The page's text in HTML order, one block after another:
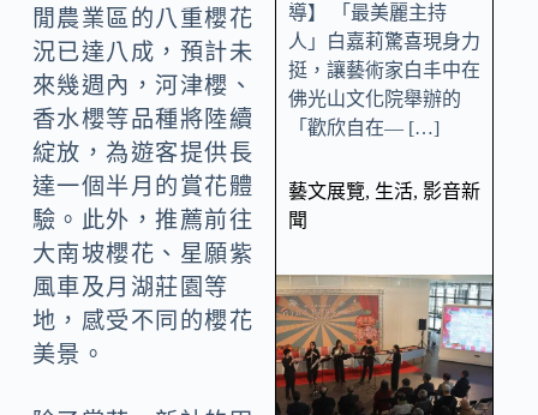
閒農業區的八重櫻花
況已達八成，預計未
來幾週內，河津櫻、
香水櫻等品種將陸續
綻放，為遊客提供長
達一個半月的賞花體
驗。此外，推薦前往
大南坡櫻花、星願紫
風車及月湖莊園等
地，感受不同的櫻花
美景。
導】 「最美麗主持
人」白嘉莉驚喜現身力
挺，讓藝術家白丰中在
佛光山文化院舉辦的
「歡欣自在— […]
藝文展覽, 生活, 影音新
聞